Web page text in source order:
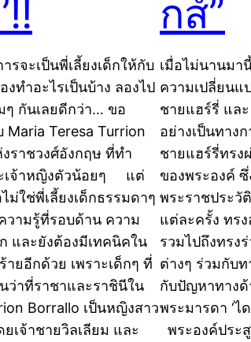
รจะเป็นพี่เลี้ยงเด็กให้กับ
ทำอะไรเป็นบ้าง ลองไป
ๆ กันเลยดีกว่า… ขอ
Maria Teresa Turrion
ราชวงศ์อังกฤษ ที่ทำ
ะเจ้าหญิงตัวน้อยๆ แต่
ม่ใช่พี่เลี้ยงเด็กธรรมดาๆ
วามรู้ที่รอบด้าน ความ
และยังต้องมีเทคนิคใน
ยอีกด้วย เพราะเด็กๆ ที่
ว่าที่ราชาและราชินีใน
Borrallo เป็นหญิงสาว
เจ้าชายวิลเลียม และ
กส์”
เมื่อไม่นานมา
ความเปลี่ยนแ
ชายแฮร์รี่ แล
อย่างเป็นทาง
ชายแฮร์รี่ทรง
ของพระองค์
พระราชประวั
แต่ละครั้ง ทร
รวมไปถึงทรง
ต่างๆ ร่วมกับ
กับปัญหาทางด้
พระมารดา ‘ไ
พระองค์ประ